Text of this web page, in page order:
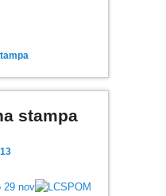
stampa